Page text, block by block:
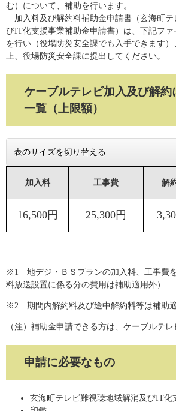
む）について、補助を行います。
加入料及び解約料補助金申請書（玄海町テ
びIT化支援事業補助金申請書）は、下記ファ
を行い（役場防災安全課でも入手できます
上、役場防災安全課に提出してください。
ケーブルテレビ加入及び解約
一覧（上限額）
表のサイズを切り替える
加入料 工事費 解
16,500円 25,300円
※1 地デジ・ＢＳプランの加入料、工事費
料放送設置に係る分の費用は補助適用外）
※2 期間内解約料及び途中解約料等は補助適
（注）補助金申請できる方は、ケーブルテレ
申請に必要なもの
玄海町テレビ難視聴地域解消及びIT化